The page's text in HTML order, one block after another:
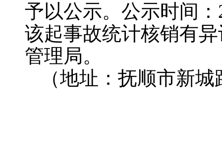
予以公示。公示时间
该起事故统计核销有
管理局。
（地址：抚顺市新